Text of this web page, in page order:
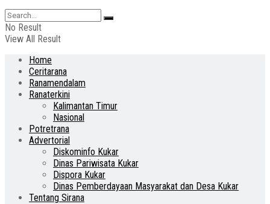
No Result
View All Result
Home
Ceritarana
Ranamendalam
Ranaterkini
Kalimantan Timur
Nasional
Potretrana
Advertorial
Diskominfo Kukar
Dinas Pariwisata Kukar
Dispora Kukar
Dinas Pemberdayaan Masyarakat dan Desa Kukar
Tentang Sirana